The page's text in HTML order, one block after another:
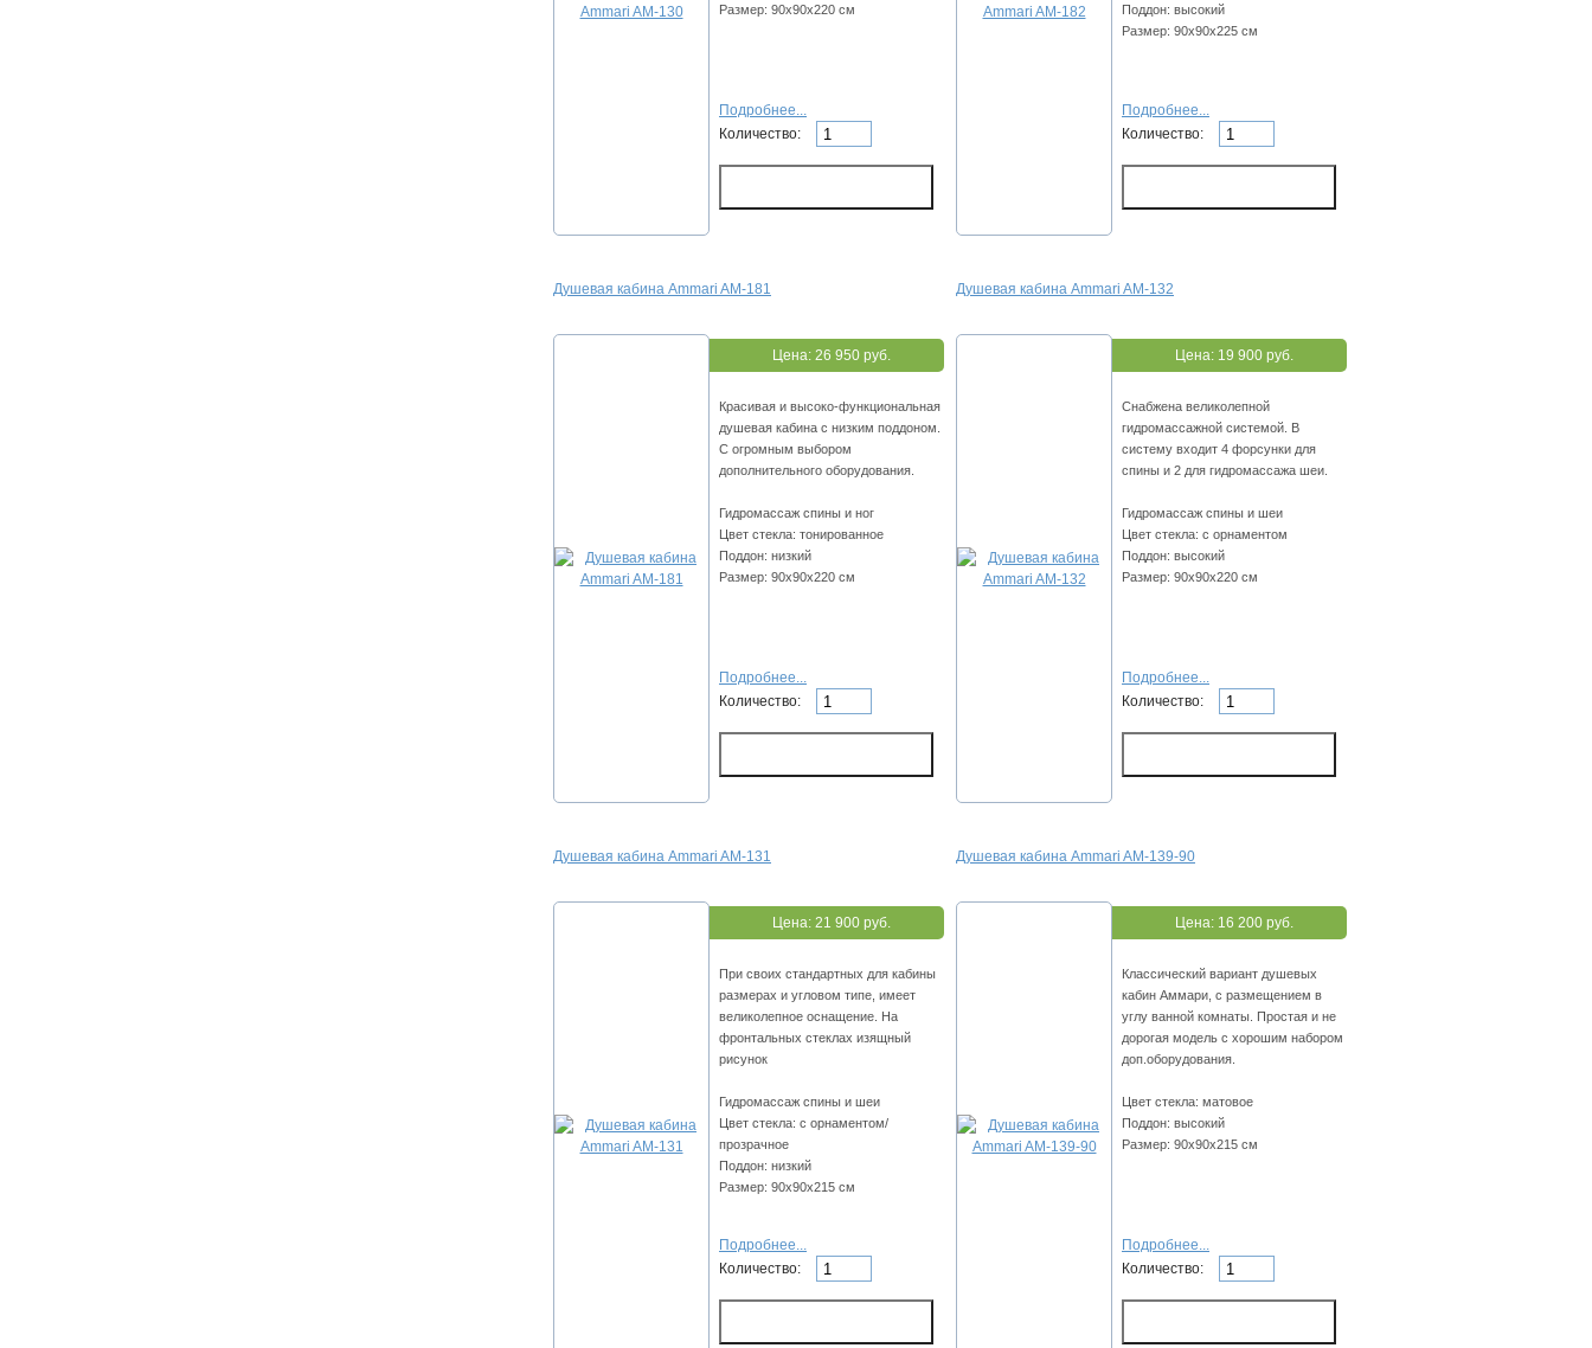
Размер: 90x90х220 см
Подробнее...
Количество:
Поддон: высокий
Размер: 90x90х225 см
Подробнее...
Количество:
Душевая кабина Ammari AM-181
Цена: 26 950 руб.
Красивая и высоко-функциональная
душевая кабина с низким поддоном.
С огромным выбором
дополнительного оборудования.
Гидромассаж спины и ног
Цвет стекла: тонированное
Поддон: низкий
Размер: 90x90х220 см
Подробнее...
Количество:
Душевая кабина Ammari AM-132
Цена: 19 900 руб.
Снабжена великолепной
гидромассажной системой. В
систему входит 4 форсунки для
спины и 2 для гидромассажа шеи.
Гидромассаж спины и шеи
Цвет стекла: с орнаментом
Поддон: высокий
Размер: 90x90х220 см
Подробнее...
Количество:
Душевая кабина Ammari AM-131
Цена: 21 900 руб.
При своих стандартных для кабины
размерах и угловом типе, имеет
великолепное оснащение. На
фронтальных стеклах изящный
рисунок
Гидромассаж спины и шеи
Цвет стекла: с орнаментом/
прозрачное
Поддон: низкий
Размер: 90x90х215 см
Подробнее...
Количество:
Душевая кабина Ammari AM-139-90
Цена: 16 200 руб.
Классический вариант душевых
кабин Аммари, с размещением в
углу ванной комнаты. Простая и не
дорогая модель с хорошим набором
доп.оборудования.
Цвет стекла: матовое
Поддон: высокий
Размер: 90x90х215 см
Подробнее...
Количество: